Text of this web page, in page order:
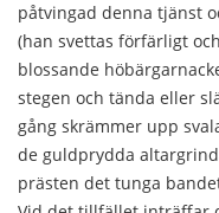
påtvingad denna tjänst
(han svettas förfärligt
blossande
stegen och tända eller
gång skrämmer upp
de guldprydda
prästen det tunga